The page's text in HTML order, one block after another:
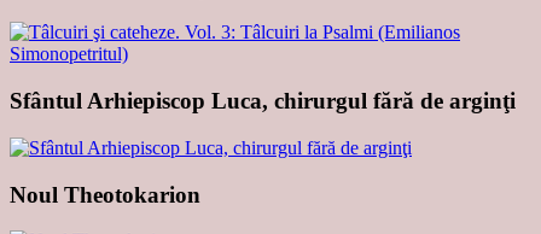
Sfântul Arhiepiscop Luca, chirurgul fără de arginţi
Noul Theotokarion